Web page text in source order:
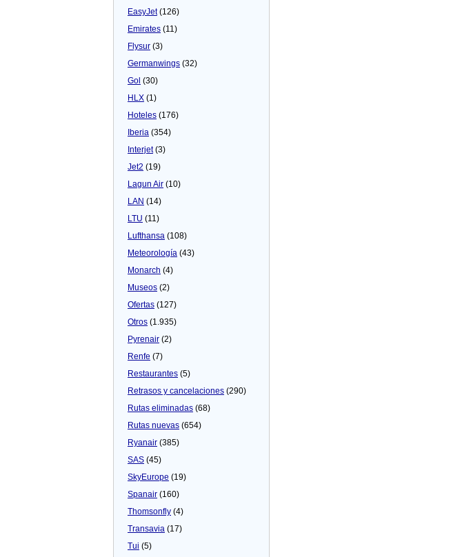
EasyJet(126)
Emirates (11)
Flysur (3)
Germanwings (32)
Gol (30)
HLX (1)
Hoteles (176)
Iberia (354)
Interjet(3)
Jet2 (19)
Lagun Air (10)
LAN (14)
LTU (11)
Lufthansa (108)
Meteorologí­a (43)
Monarch (4)
Museos (2)
Ofertas (127)
Otros (1.935)
Pyrenair (2)
Renfe (7)
Restaurantes (5)
Retrasos y cancelaciones (290)
Rutas eliminadas (68)
Rutas nuevas (654)
Ryanair (385)
SAS (45)
SkyEurope (19)
Spanair (160)
Thomsonfly (4)
Transavia (17)
Tui (5)